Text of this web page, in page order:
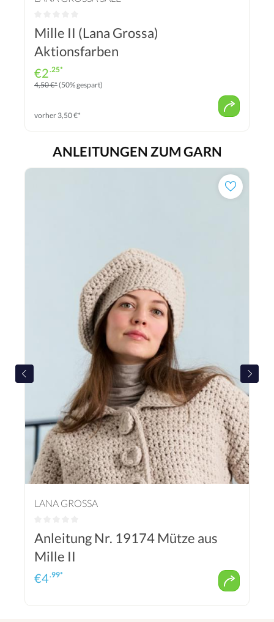
Mille II (Lana Grossa)
Aktionsfarben
€2.25*
4,50 €*(50% gespart)
vorher 3,50 €*
ANLEITUNGEN ZUM GARN
LANA GROSSA
Anleitung Nr. 19174 Mütze aus
Mille II
€4.99*